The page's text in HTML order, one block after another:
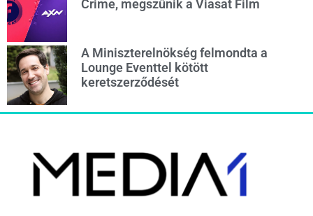
Crime, megszűnik a Viasat Film
A Miniszterelnökség felmondta a
Lounge Eventtel kötött
keretszerződését